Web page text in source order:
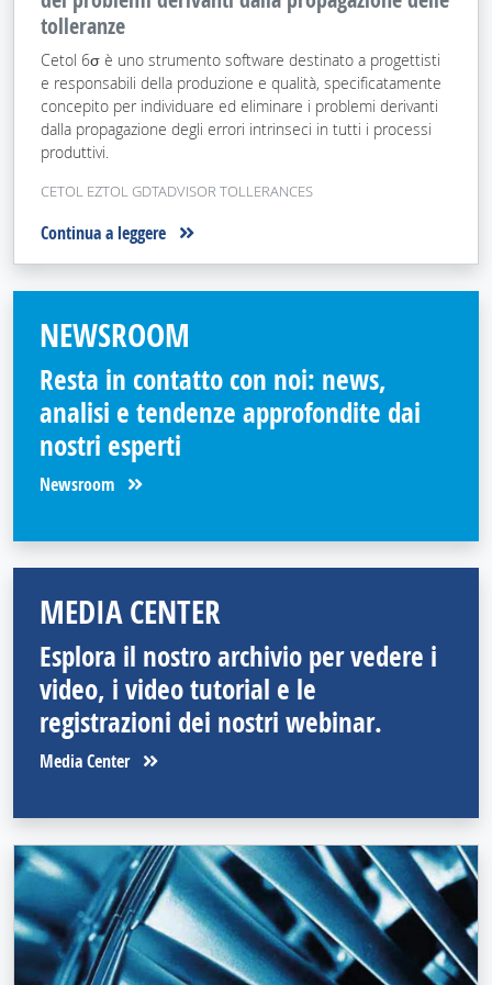
tolleranze
Cetol 6σ è uno strumento software destinato a progettisti
e responsabili della produzione e qualità, specificatamente
concepito per individuare ed eliminare i problemi derivanti
dalla propagazione degli errori intrinseci in tutti i processi
produttivi.
CETOL EZTOL GDTADVISOR TOLLERANCES
Continua a leggere
NEWSROOM
Resta in contatto con noi: news,
analisi e tendenze approfondite dai
nostri esperti
Newsroom
MEDIA CENTER
Esplora il nostro archivio per vedere i
video, i video tutorial e le
registrazioni dei nostri webinar.
Media Center